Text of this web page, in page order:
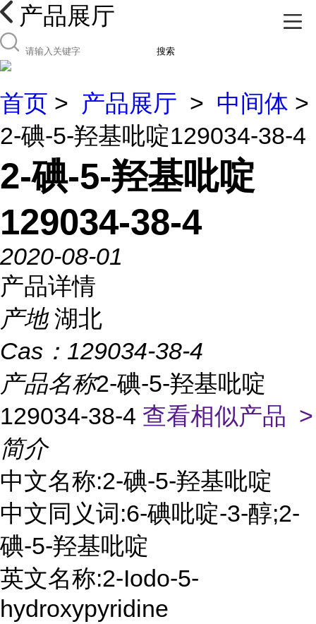
产品展厅
搜索
首页 > 产品展厅 > 中间体 >
2-碘-5-羟基吡啶129034-38-4
2-碘-5-羟基吡啶
129034-38-4
2020-08-01
产品详情
产地 湖北
Cas： 129034-38-4
产品名称2-碘-5-羟基吡啶
129034-38-4 查看相似产品 >
简介
中文名称:2-碘-5-羟基吡啶
中文同义词:6-碘吡啶-3-醇;2-
碘-5-羟基吡啶
英文名称:2-Iodo-5-
hydroxypyridine